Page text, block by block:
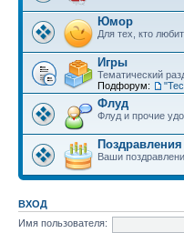
Юмор
Для тех, кто
Игры
Тематический
Подфорум:
Флуд
Флуд и прочие
Поздравления
Ваши
ВХОД
Имя пользователя: